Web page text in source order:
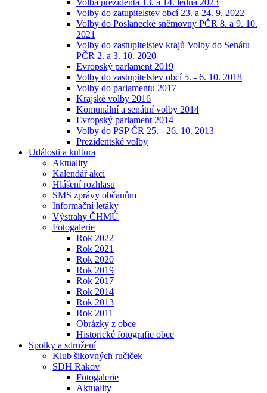
Volba prezidenta 13. a 14. ledna 2023
Volby do zatupitelstev obcí 23. a 24. 9. 2022
Volby do Poslanecké sněmovny PČR 8. a 9. 10.
2021
Volby do zastupitelstev krajů Volby do Senátu
PČR 2. a 3. 10. 2020
Evropský parlament 2019
Volby do zastupitelstev obcí 5. - 6. 10. 2018
Volby do parlamentu 2017
Krajské volby 2016
Komunální a senátní volby 2014
Evropský parlament 2014
Volby do PSP ČR 25. - 26. 10. 2013
Prezidentské volby
Události a kultura
Aktuality
Kalendář akcí
Hlášení rozhlasu
SMS zprávy občanům
Informační letáky
Výstrahy ČHMÚ
Fotogalerie
Rok 2022
Rok 2021
Rok 2020
Rok 2019
Rok 2017
Rok 2014
Rok 2013
Rok 2011
Obrázky z obce
Historické fotografie obce
Spolky a sdružení
Klub šikovných ručiček
SDH Rakov
Fotogalerie
Aktuality